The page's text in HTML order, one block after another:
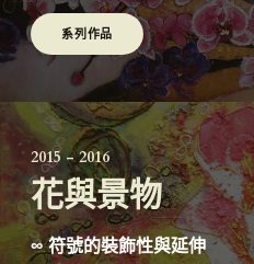
系列作品
2015 - 2016
花與景物
∞ 符號的裝飾性與延伸